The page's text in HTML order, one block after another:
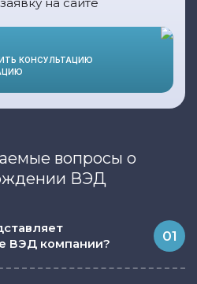
КОНСУЛЬТАЦИЮ
вопросы о
ВЭД
ВЭД компании?
01